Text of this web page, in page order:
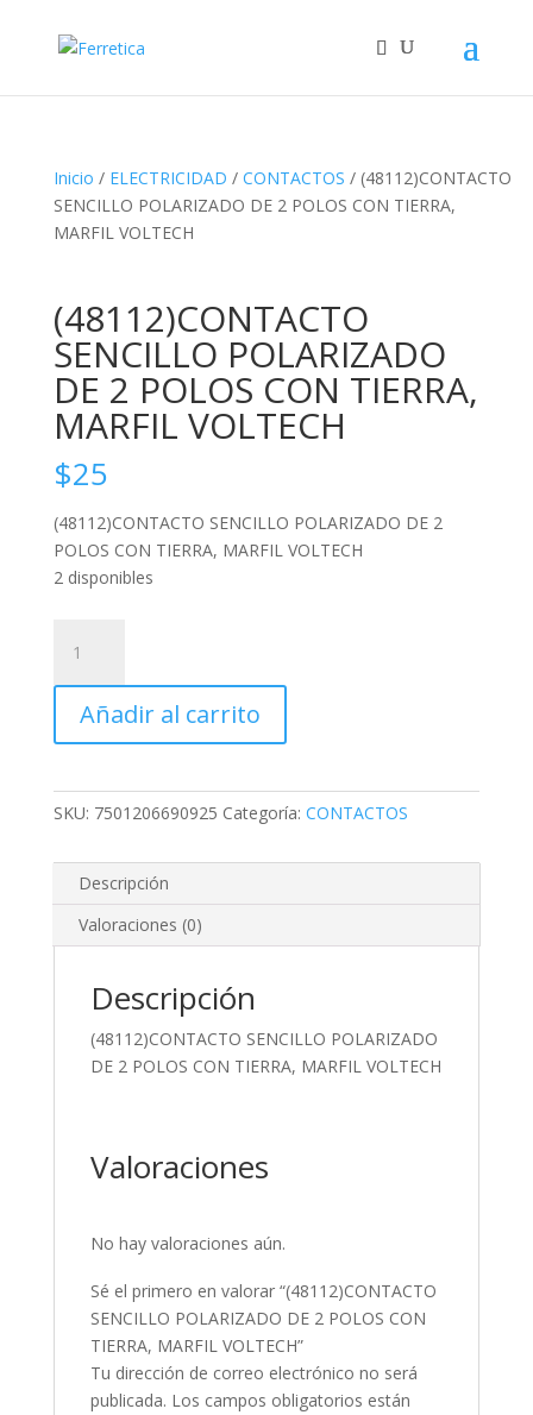
Inicio / ELECTRICIDAD / CONTACTOS / (48112)CONTACTO
SENCILLO POLARIZADO DE 2 POLOS CON TIERRA,
MARFIL VOLTECH
(48112)CONTACTO
SENCILLO POLARIZADO
DE 2 POLOS CON TIERRA,
MARFIL VOLTECH
$25
(48112)CONTACTO SENCILLO POLARIZADO DE 2
POLOS CON TIERRA, MARFIL VOLTECH
2 disponibles
SENCILLO
POLARIZADO
2
CON
TIERRA,
VOLTECH
cantidad
Añadir al carrito
SKU: 7501206690925 Categoría: CONTACTOS
Descripción
Valoraciones (0)
Descripción
(48112)CONTACTO SENCILLO POLARIZADO
DE 2 POLOS CON TIERRA, MARFIL VOLTECH
Valoraciones
No hay valoraciones aún.
Sé el primero en valorar “(48112)CONTACTO
SENCILLO POLARIZADO DE 2 POLOS CON
TIERRA, MARFIL VOLTECH”
Tu dirección de correo electrónico no será
publicada. Los campos obligatorios están